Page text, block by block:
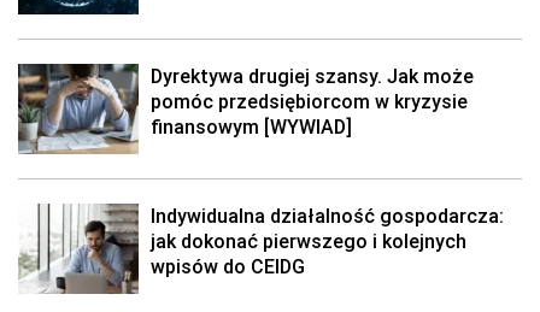
Dyrektywa drugiej szansy. Jak może
pomóc przedsiębiorcom w kryzysie
finansowym [WYWIAD]
Indywidualna działalność gospodarcza:
jak dokonać pierwszego i kolejnych
wpisów do CEIDG